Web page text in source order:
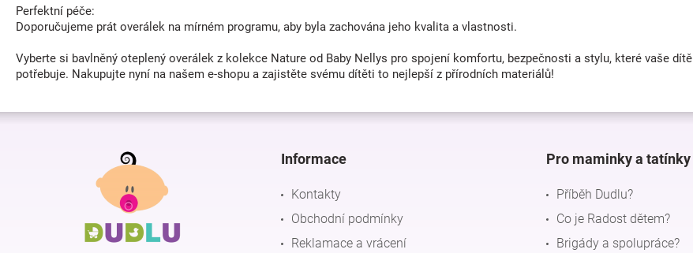
Perfektní péče:
Doporučujeme prát overálek na mírném programu, aby byla zachována jeho kvalita a vlastnosti.
Vyberte si bavlněný oteplený overálek z kolekce Nature od Baby Nellys pro spojení komfortu, bezpečnosti a stylu, které vaše dítě
potřebuje. Nakupujte nyní na našem e-shopu a zajistěte svému dítěti to nejlepší z přírodních materiálů!
Z
Informace
Kontakty
Obchodní podmínky
Reklamace a vrácení
Pro maminky a tatínky
Příběh Dudlu?
Co je Radost dětem?
Brigády a spolupráce?